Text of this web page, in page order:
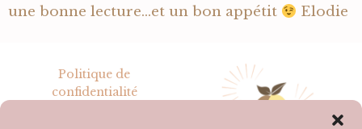
une bonne lecture…et un bon appétit
Elodie
Politique de
confidentialité